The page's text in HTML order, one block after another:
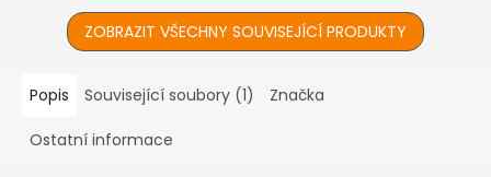
ZOBRAZIT VŠECHNY SOUVISEJÍCÍ PRODUKTY
Popis Související soubory (1) Značka
Ostatní informace